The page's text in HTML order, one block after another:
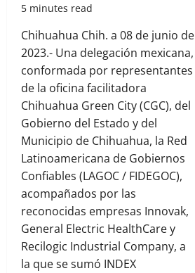
5 minutes read
Chihuahua Chih. a 08 de junio de
2023.- Una delegación mexicana,
conformada por representantes
de la oficina facilitadora
Chihuahua Green City (CGC), del
Gobierno del Estado y del
Municipio de Chihuahua, la Red
Latinoamericana de Gobiernos
Confiables (LAGOC / FIDEGOC),
acompañados por las
reconocidas empresas Innovak,
General Electric HealthCare y
Recilogic Industrial Company, a
la que se sumó INDEX